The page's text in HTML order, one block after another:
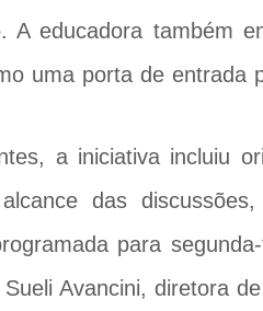
A educadora também
uma porta de entrada
a iniciativa incluiu
das
para
Avancini, diretora